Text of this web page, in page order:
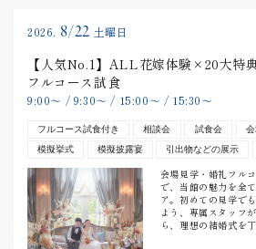
2026. 8/22 土曜日
【人気No.1】ALL花嫁体験×20大特
フルコース試食
9:00〜 / 9:30〜 / 15:00〜 / 15:30〜
フルコース試食付き 相談会 試食会
模擬挙式
模擬披露宴 引出物などの展示
会場見学・婚礼フル
で、当館の魅力を全
ア。初めての見学で
よう、専属スタッフ
ら、理想の結婚式を